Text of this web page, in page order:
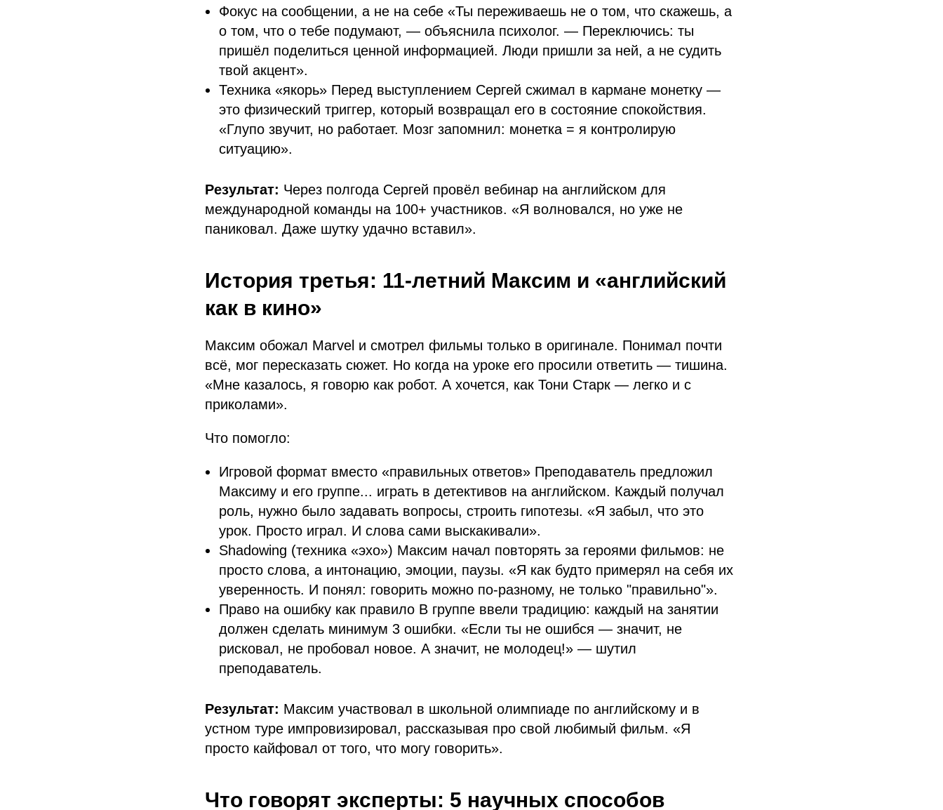
Фокус на сообщении, а не на себе «Ты переживаешь не о том, что скажешь, а
о том, что о тебе подумают, — объяснила психолог. — Переключись: ты
пришёл поделиться ценной информацией. Люди пришли за ней, а не судить
твой акцент».
Техника «якорь» Перед выступлением Сергей сжимал в кармане монетку —
это физический триггер, который возвращал его в состояние спокойствия.
«Глупо звучит, но работает. Мозг запомнил: монетка = я контролирую
ситуацию».
Результат: Через полгода Сергей провёл вебинар на английском для
международной команды на 100+ участников. «Я волновался, но уже не
паниковал. Даже шутку удачно вставил».
История третья: 11-летний Максим и «английский
как в кино»
Максим обожал Marvel и смотрел фильмы только в оригинале. Понимал почти
всё, мог пересказать сюжет. Но когда на уроке его просили ответить — тишина.
«Мне казалось, я говорю как робот. А хочется, как Тони Старк — легко и с
приколами».
Что помогло:
Игровой формат вместо «правильных ответов» Преподаватель предложил
Максиму и его группе... играть в детективов на английском. Каждый получал
роль, нужно было задавать вопросы, строить гипотезы. «Я забыл, что это
урок. Просто играл. И слова сами выскакивали».
Shadowing (техника «эхо») Максим начал повторять за героями фильмов: не
просто слова, а интонацию, эмоции, паузы. «Я как будто примерял на себя их
уверенность. И понял: говорить можно по-разному, не только "правильно"».
Право на ошибку как правило В группе ввели традицию: каждый на занятии
должен сделать минимум 3 ошибки. «Если ты не ошибся — значит, не
рисковал, не пробовал новое. А значит, не молодец!» — шутил
преподаватель.
Результат: Максим участвовал в школьной олимпиаде по английскому и в
устном туре импровизировал, рассказывая про свой любимый фильм. «Я
просто кайфовал от того, что могу говорить».
Что говорят эксперты: 5 научных способов